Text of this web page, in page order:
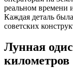
реальном времени
Каждая деталь
советских
Лунная
километров